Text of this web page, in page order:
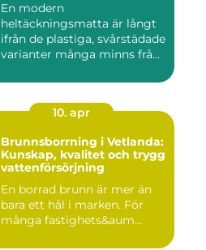
En modern
heltäckningsmatta är långt
ifrån de plastiga, svårstädade
varianter många minns från
10. apr
Brunnsborrning i Vetlanda:
Kunskap, kvalitet och trygg
vattenförsörjning
En borrad brunn är mer än
bara ett hål i marken. För
många fastighets&aum...